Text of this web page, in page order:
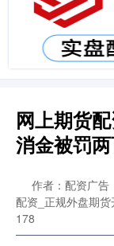
网上期货
消金被罚
作者：配资广告
配资_正规外盘期货
178